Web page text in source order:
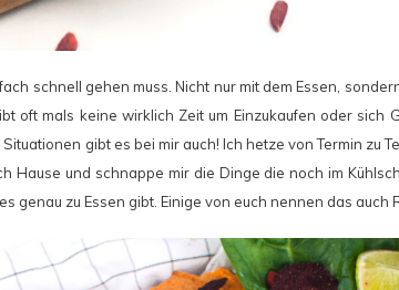
schnell gehen muss. Nicht nur mit dem Essen,
oft mals keine wirklich Zeit um Einzukaufen oder sich
gibt es bei mir auch! Ich hetze von Termin zu
Hause und schnappe mir die Dinge die noch im
genau zu Essen gibt. Einige von euch nennen das auch